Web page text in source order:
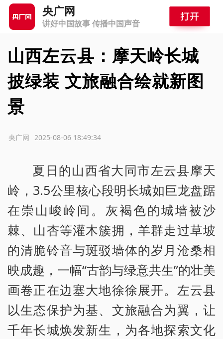
央广网
讲好中国故事 传播中国声音
山西左云县：摩天岭长城
披绿装 文旅融合绘就新图
景
2025-08-06 18:49:34
央广网
夏日的山西省大同市左云县摩天
岭，3.5公里核心段明长城如巨龙盘踞
在崇山峻岭间。灰褐色的城墙被沙
棘、山杏等灌木簇拥，羊群走过草坡
的清脆铃音与斑驳墙体的岁月沧桑相
映成趣，一幅“古韵与绿意共生”的壮美
画卷正在边塞大地徐徐展开。左云县
以生态保护为基、文旅融合为翼，让
千年长城焕发新生，为各地探索文化